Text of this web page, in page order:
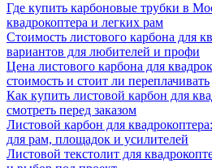
Где купить карбоновые трубки в
квадрокоптера и легких рам
Стоимость листового карбона для
вариантов для любителей и профи
Цена листового карбона для
стоимость и стоит ли переплачивать
Как купить листовой карбон для
смотреть перед заказом
Листовой карбон для
для рам, площадок и усилителей
Листовой текстолит для